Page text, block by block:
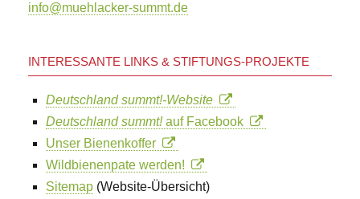
info@muehlacker-summt.de
INTERESSANTE LINKS & STIFTUNGS-PROJEKTE
Deutschland summt!-Website
Deutschland summt!auf Facebook
Unser Bienenkoffer
Wildbienenpate werden!
Sitemap (Website-Übersicht)